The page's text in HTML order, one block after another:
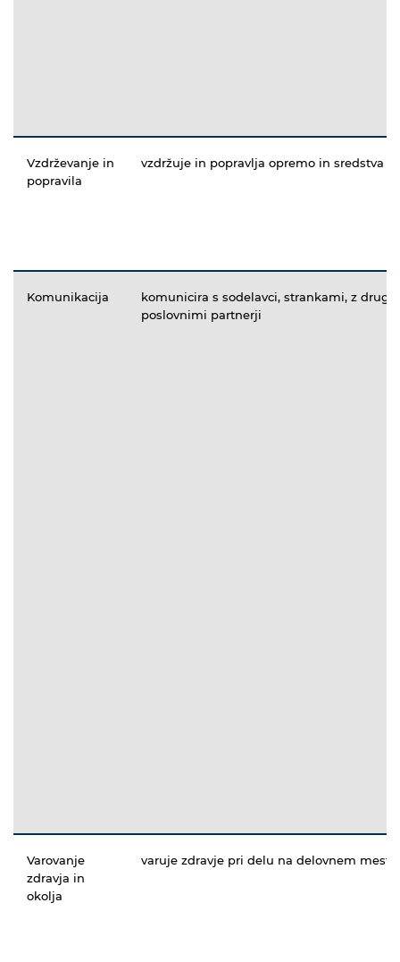
Vzdrževanje in
popravila
vzdržuje in popravlja opremo in sredstva
Komunikacija
komunicira s sodelavci, strankami, z
poslovnimi partnerji
Varovanje
zdravja in
okolja
varuje zdravje pri delu na delovnem mestu